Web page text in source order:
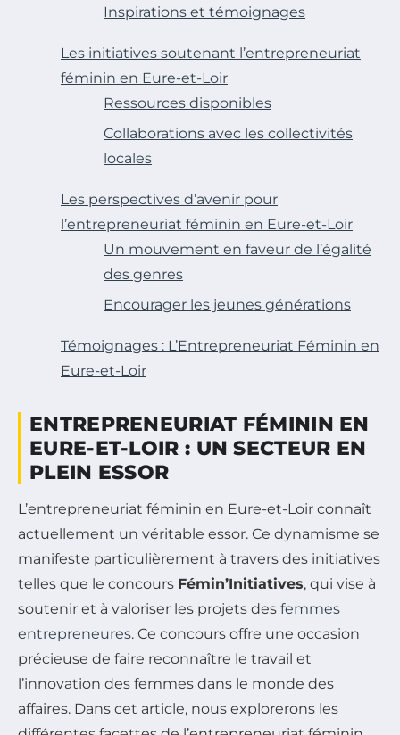
Inspirations et témoignages
Les initiatives soutenant l’entrepreneuriat
féminin en Eure-et-Loir
Ressources disponibles
Collaborations avec les collectivités
locales
Les perspectives d’avenir pour
l’entrepreneuriat féminin en Eure-et-Loir
Un mouvement en faveur de l’égalité
des genres
Encourager les jeunes générations
Témoignages : L’Entrepreneuriat Féminin en
Eure-et-Loir
ENTREPRENEURIAT FÉMININ EN
EURE-ET-LOIR : UN SECTEUR EN
PLEIN ESSOR
L’entrepreneuriat féminin en Eure-et-Loir connaît
actuellement un véritable essor. Ce dynamisme se
manifeste particulièrement à travers des initiatives
telles que le concours Fémin’Initiatives, qui vise à
soutenir et à valoriser les projets des femmes
entrepreneures. Ce concours offre une occasion
précieuse de faire reconnaître le travail et
l’innovation des femmes dans le monde des
affaires. Dans cet article, nous explorerons les